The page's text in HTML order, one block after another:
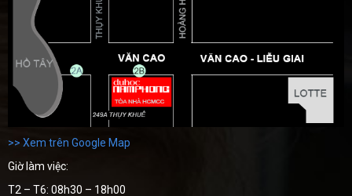
>> Xem trên Google Map
Giờ làm việc:
T2 – T6: 08h30 – 18h00